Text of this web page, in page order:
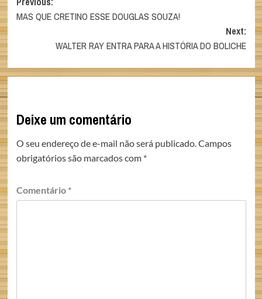
navigation
MAS QUE CRETINO ESSE DOUGLAS SOUZA!
Next:
WALTER RAY ENTRA PARA A HISTÓRIA DO BOLICHE
Deixe um comentário
O seu endereço de e-mail não será publicado.Campos
obrigatórios são marcados com *
Comentário *